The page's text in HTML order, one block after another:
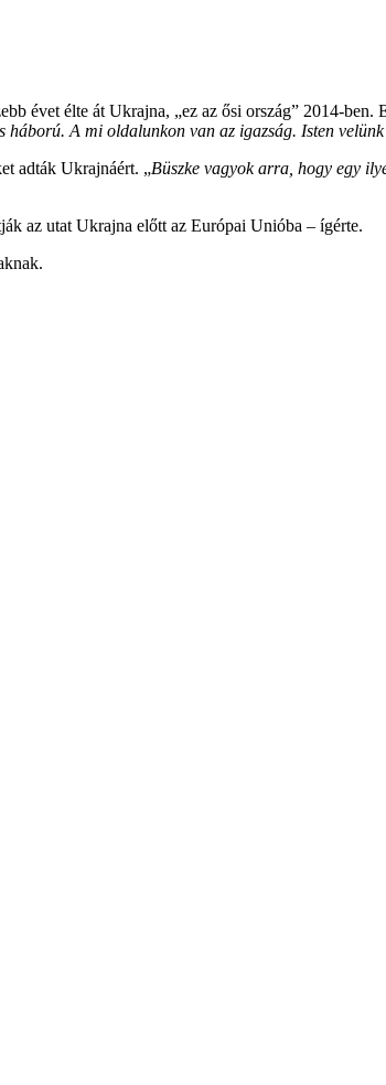
évet élte át Ukrajna, „ez az ősi ország” 2014-ben.
háború. A mi oldalunkon van az igazság. Isten
adták Ukrajnáért. „Büszke vagyok arra, hogy egy
az utat Ukrajna előtt az Európai Unióba – ígérte.